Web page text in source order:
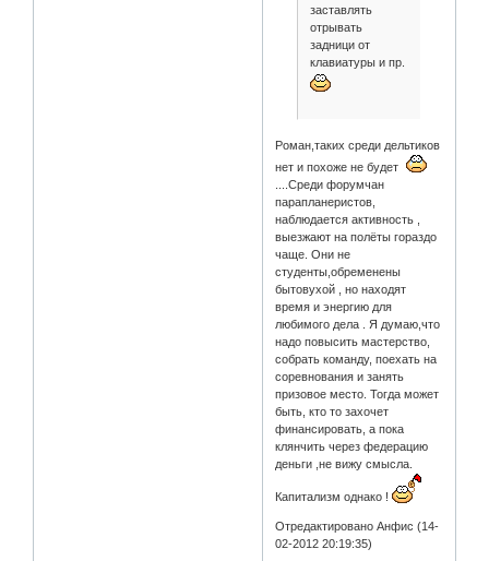
заставлять
отрывать
задници от
клавиатуры и пр.
Роман,таких среди дельтиков
нет и похоже не будет
....Среди форумчан
парапланеристов,
наблюдается активность ,
выезжают на полёты гораздо
чаще. Они не
студенты,обременены
бытовухой , но находят
время и энергию для
любимого дела . Я думаю,что
надо повысить мастерство,
собрать команду, поехать на
соревнования и занять
призовое место. Тогда может
быть, кто то захочет
финансировать, а пока
клянчить через федерацию
деньги ,не вижу смысла.
Капитализм однако !
Отредактировано Анфис (14-
02-2012 20:19:35)